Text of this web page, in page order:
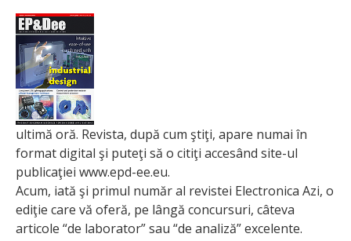
ultimă oră. Revista, după cum ştiţi, apare numai în
format digital şi puteţi să o citiţi accesând site-ul
publicaţiei www.epd-ee.eu.
Acum, iată şi primul număr al revistei Electronica Azi, o
ediţie care vă oferă, pe lângă concursuri, câteva
articole “de laborator” sau “de analiză” excelente.